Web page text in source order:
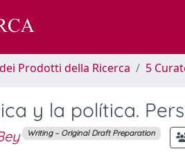
Prodotti della Ricerca 5
y la política.
Writing – Original Draft Preparation